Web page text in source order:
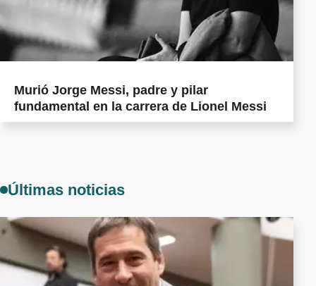
Murió Jorge Messi, padre y pilar
fundamental en la carrera de Lionel Messi
Últimas noticias